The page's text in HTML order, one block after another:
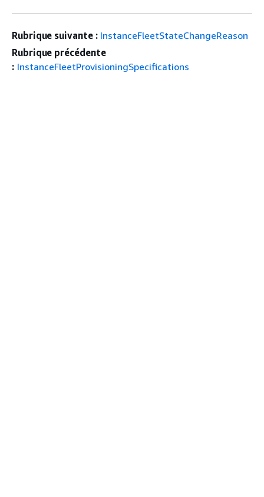
Rubrique suivante : InstanceFleetStateChangeReason
Rubrique précédente
: InstanceFleetProvisioningSpecifications